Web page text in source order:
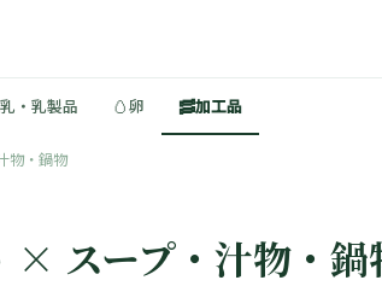
乳・乳製品 🥚卵 🥓加工品
物・鍋物
スープ・汁物・鍋